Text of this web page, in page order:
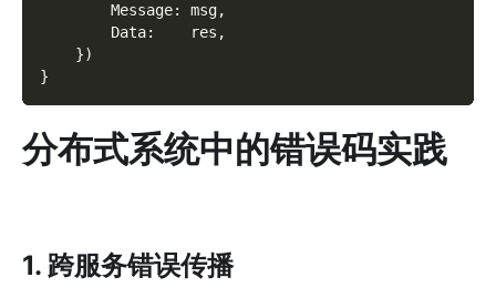
        Message
: msg,
        Data
:
    res
,
})
}
分布式系统中的错误码实践
1. 跨服务错误传播